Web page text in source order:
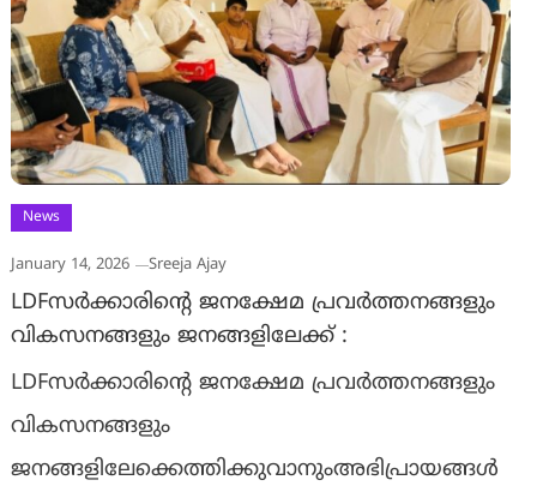
News
January 14, 2026 Sreeja Ajay
LDFസർക്കാരിന്റെ ജനക്ഷേമ പ്രവർത്തനങ്ങളും
വികസനങ്ങളും ജനങ്ങളിലേക്ക് :
LDFസർക്കാരിന്റെ ജനക്ഷേമ പ്രവർത്തനങ്ങളും
വികസനങ്ങളും
ജനങ്ങളിലേക്കെത്തിക്കുവാനുംഅഭിപ്രായങ്ങൾ